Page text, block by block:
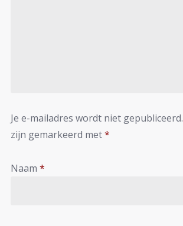
Je e-mailadres wordt niet gepubliceerd.
zijn gemarkeerd met*
Naam *